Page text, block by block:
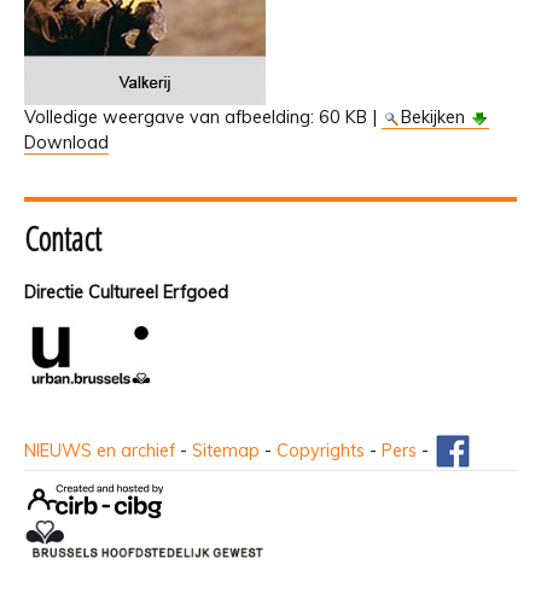
Volledige weergave van afbeelding: 60 KB |
Bekijken
Download
Contact
Directie Cultureel Erfgoed
NIEUWS en archief - Sitemap - Copyrights - Pers -